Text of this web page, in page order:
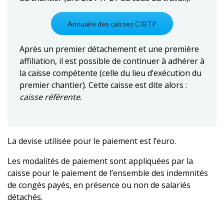
Annuaire des caisses CIBTP
Après un premier détachement et une première
affiliation, il est possible de continuer à adhérer à
la caisse compétente (celle du lieu d’exécution du
premier chantier). Cette caisse est dite alors :
caisse référente.
La devise utilisée pour le paiement est l’euro.
Les modalités de paiement sont appliquées par la
caisse pour le paiement de l’ensemble des indemnités
de congés payés, en présence ou non de salariés
détachés.